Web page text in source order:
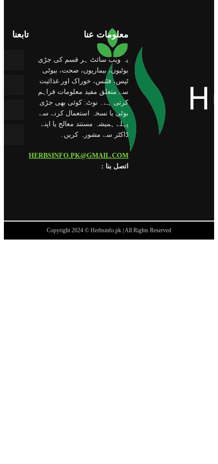
معلومات عنا
یہ ویب سائٹ ہر قسم کی جڑی
بوٹیوں، بیماریوں، صحت، بیوٹی
ٹپس، فٹنس، خوراک اور غذائیت
سے متعلق مفید معلومات فراہم
کرتی ہے۔ نوٹ: کوئی بھی جڑی
بوٹی یا نسخہ استعمال کرنے سے
پہلے ہمیشہ مستند معالج یا اپنے
ڈاکٹر سے مشورہ کریں۔
HERBSINFO.PK@GMAIL.COM
: اتصل بنا
تابعنا
Copyright 2024 © Herbsinfo.pk | All Rights Reserved